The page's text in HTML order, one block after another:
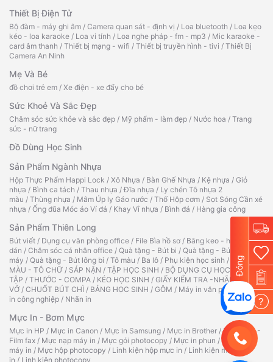
Thiết Bị Điện Tử
Bộ đàm - máy ghi âm / Camera quan sát - định vị / Loa bluetooth / Loa kẹo
kéo - loa karaoke / Loa vi tính / Loa nghe pháp - fm - mp3 / Mic karaoke -
card âm thanh / Thiết bị mạng - wifi / Thiết bị truyền hình - tivi / Thiết Bị
Camera An Ninh
Mẹ Và Bé
đồ chơi trẻ em / Xe điện - xe đẩy cho bé
Sức Khoẻ Và Sắc Đẹp
Chăm sóc sức khỏe và sắc đẹp / Mỹ phẩm - làm đẹp / Nước hoa / Trang
sức - nữ trang
Đồ Dùng Học Sinh
Sản Phẩm Ngành Nhựa
Hộp Thực Phẩm Happi Lock / Xô Nhựa / Bàn Ghế Nhựa / Kệ nhựa / Giỏ
nhựa / Bình ca tách / Thau nhựa /Đĩa nhựa / Ly chén Tô nhựa 2
màu / Thùng nhựa / Mâm Úp ly Gáo nước / Thố Hộp cơm / Sọt Sóng Cần xé
nhựa / Ống đũa Móc áo Vỉ đá / Khay Vỉ nhựa / Bình đá / Hàng gia công
Sản Phẩm Thiên Long
Bút viết / Dụng cụ văn phòng office / File Bìa hồ sơ / Băng keo - hồ
dán / Chăm sóc cá nhân office / Quà tặng - Bút bi / Quà tặng - Bút
máy / Quà tặng - Bút lông bi / Tô màu / Ba lô / Phụ kiện học sinh /
TẬP TÔ
MÀU - TÔ CHỮ / SÁP NẶN / TẬP HỌC SINH / BỘ DỤNG CỤ HỌC
TẬP / THƯỚC - COMPA / KÉO HỌC SINH / GIẤY KIỂM TRA -NHÃN
VỞ / CHUỐT BÚT CHÌ / BẢNG HỌC SINH / GÔM / Máy in văn phòng
Máy
in công nghiệp / Nhãn in
Mực In - Bơm Mực
Mực in HP / Mực in Canon / Mực in Samsung / Mực in Brother /Ruy băng -
Film fax / Mực nạp máy in / Mực gói photocopy / Mực in phun / Hộp mực
máy in / Mực hộp photocopy / Linh kiện hộp mực in / Linh kiện máy
in / Linh kiện photocopy
Đóng
?